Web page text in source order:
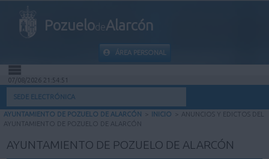
PozuelodeAlarcón
ÁREA PERSONAL
INICIO
INFORMACIÓN PÚBLICA
MI CARPETA
07/08/2026 21:54:52
SEDE ELECTRÓNICA
AYUNTAMIENTO DE POZUELO DE ALARCÓN > INICIO > ANUNCIOS Y EDICTOS DEL
AYUNTAMIENTO DE POZUELO DE ALARCÓN
AYUNTAMIENTO DE POZUELO DE ALARCÓN